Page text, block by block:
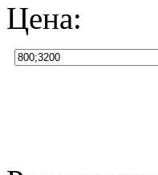
Цена: